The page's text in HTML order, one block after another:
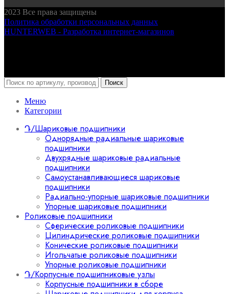
2023 Все права защищены
Политика обработки персональных данных
HUNTERWEB - Разработка интернет-магазинов
Поиск
Меню
Категории
Դ/Шариковые подшипники
Однорядные радиальные шариковые
подшипники
Двухрядные шариковые радиальные
подшипники
Самоустанавливающиеся шариковые
подшипники
Радиально-упорные шариковые подшипники
Упорные шариковые подшипники
Роликовые подшипники
Сферические роликовые подшипники
Цилиндрические роликовые подшипники
Конические роликовые подшипники
Игольчатые роликовые подшипники
Упорные роликовые подшипники
Դ/Корпусные подшипниковые узлы
Корпусные подшипники в сборе